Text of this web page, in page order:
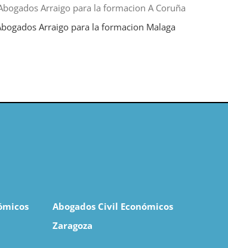
Arraigo para la formacion A Coruña
Arraigo para la formacion Malaga
Abogados Civil Económicos
Zaragoza